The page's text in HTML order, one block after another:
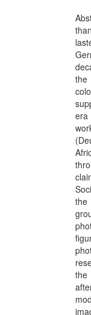
era
the
the